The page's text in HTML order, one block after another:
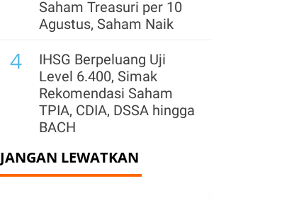
Saham Treasuri per 10
Agustus, Saham Naik
4
IHSG Berpeluang Uji
Level 6.400, Simak
Rekomendasi Saham
TPIA, CDIA, DSSA hingga
BACH
5
Pemegang Saham
Sentul City (BKSL) Jual
JANGAN LEWATKAN